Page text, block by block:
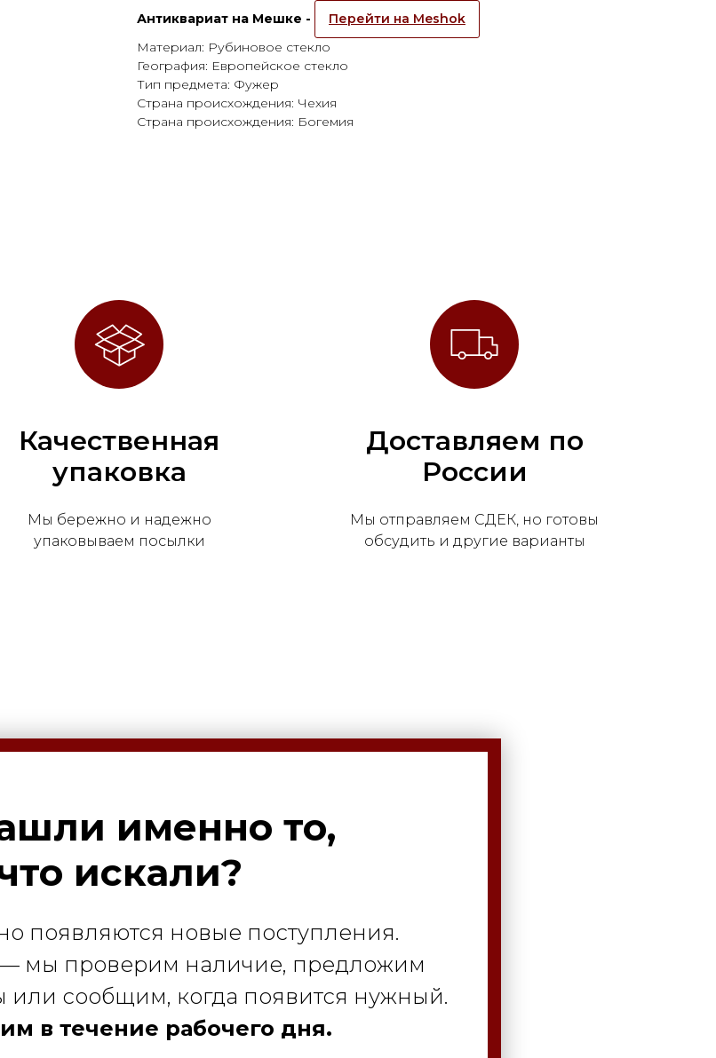
Антиквариат на Мешке -
Перейти на Meshok
Материал: Рубиновое стекло
География: Европейское стекло
Тип предмета: Фужер
Страна происхождения: Чехия
Страна происхождения: Богемия
Качественная
упаковка
Мы бережно и надежно
упаковываем посылки
Доставляем по
России
Мы отправляем СДЕК, но готовы
обсудить и другие варианты
именно то,
искали?
появляются новые поступления.
— мы проверим наличие, предложим
или сообщим, когда появится нужный.
в течение рабочего дня.